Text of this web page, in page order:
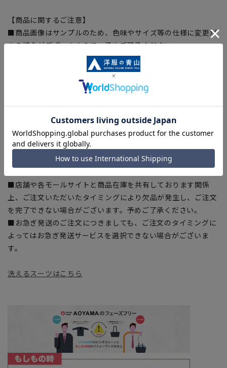
【商品に関するご注意】
■商品画像はサンプルのため、色味やサイズ等の仕様に変更が
ある場合がございますので、予めご了承ください。
■ゆとり感には個人差があります。サイズ表を確認の上、ご購
入の目安としてご利用ください。
■生地や仕様・デザインにより、着用感や実際のサイズ表に若
干の誤差が生じる場合がございます。予めご了承ください。
■サイズスペックは仕上がりサイズを記載しております。一
部、商品現物におすすめサイズ(ヌードサイズ)を記載している
商品もございます。
■ブラウザやお使いのモニター環境、また撮影時の室内外の光
加減により、実際の商品と掲載画像の色味が異なる場合がござ
■店舗や各モールサイトと商品在庫を共有しております関係
上、ご注文いただいたタイミングにより欠品が発生し、ご注文
を完了できない場合がございます。予めご了承ください。
■お急ぎ発送のご注文につきましても、ご注文のタイミングに
よってはお急ぎ発送サービスを選択できない場合がございま
す。
洗えるスーツはこちら